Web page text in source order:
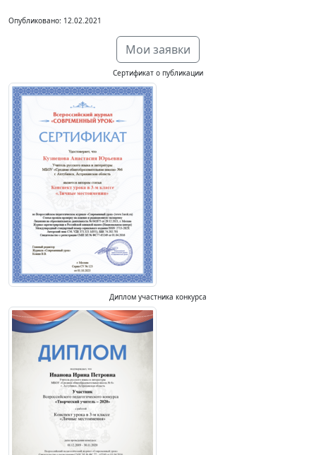
Опубликовано: 12.02.2021
Мои заявки
Сертификат о публикации
Диплом участника конкурса